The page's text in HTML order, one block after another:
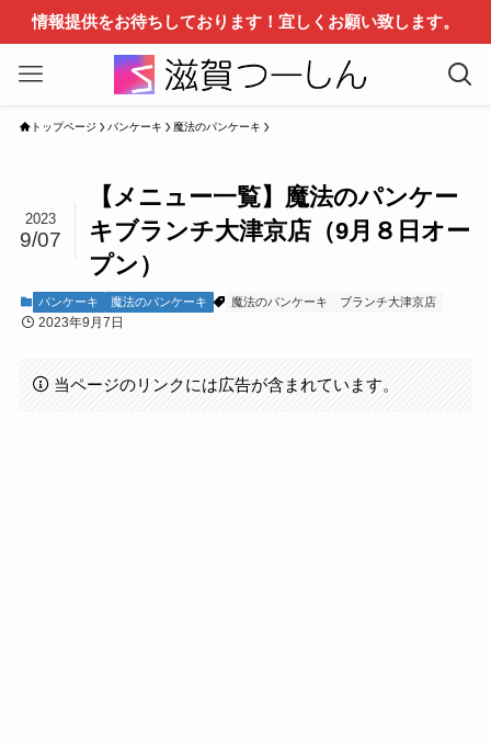
情報提供をお待ちしております！宜しくお願い致します。
トップページ パンケーキ 魔法のパンケーキ
【メニュー一覧】魔法のパンケー
キブランチ大津京店（9月８日オー
プン）
2023
9/07
パンケーキ 魔法のパンケーキ 魔法のパンケーキ ブランチ大津京店
2023年9月7日
当ページのリンクには広告が含まれています。